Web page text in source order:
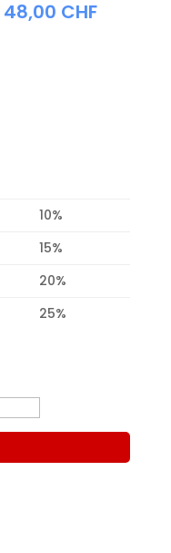
48,00 CHF
10%
15%
20%
25%